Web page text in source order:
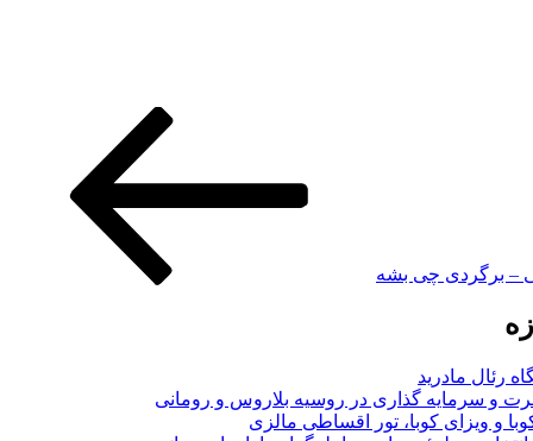
– برگردی چی بشه
رئال مادرید
و سرمایه گذاری در روسیه بلاروس و رومانی
و ویزای کوبا، تور اقساطی مالزی